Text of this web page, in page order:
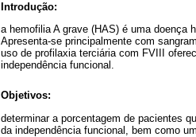
Introdução:
a hemofilia A grave (HAS) é uma doença
Apresenta-se principalmente com
uso de profilaxia terciária com FVIII
independência funcional.
Objetivos:
determinar a porcentagem de pacientes
da independência funcional, bem como